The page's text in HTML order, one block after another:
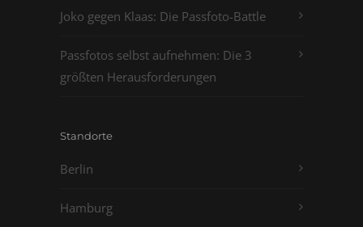
Joko gegen Klaas: Die Passfoto-Battle
Passfotos selbst aufnehmen: Die 3
größten Herausforderungen
Standorte
Berlin
Hamburg